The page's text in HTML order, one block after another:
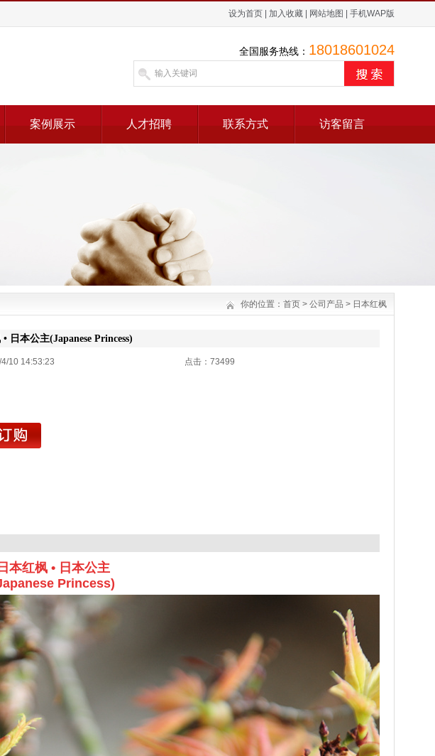
设为首页 加入收藏 网站地图 手机WAP版
全国服务热线： 18018601024
案例展示 人才招聘 联系方式 访客留言
你的位置： 首页 > 公司产品 > 日本红枫
• 日本公主(Japanese Princess)
4/10 14:53:23 点击：73499
日本红枫 • 日本公主
Princess)